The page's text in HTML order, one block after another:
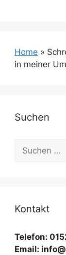
Home »
in meiner
Suchen
Suchen
nach:
Kontakt
Telefon:
Email: